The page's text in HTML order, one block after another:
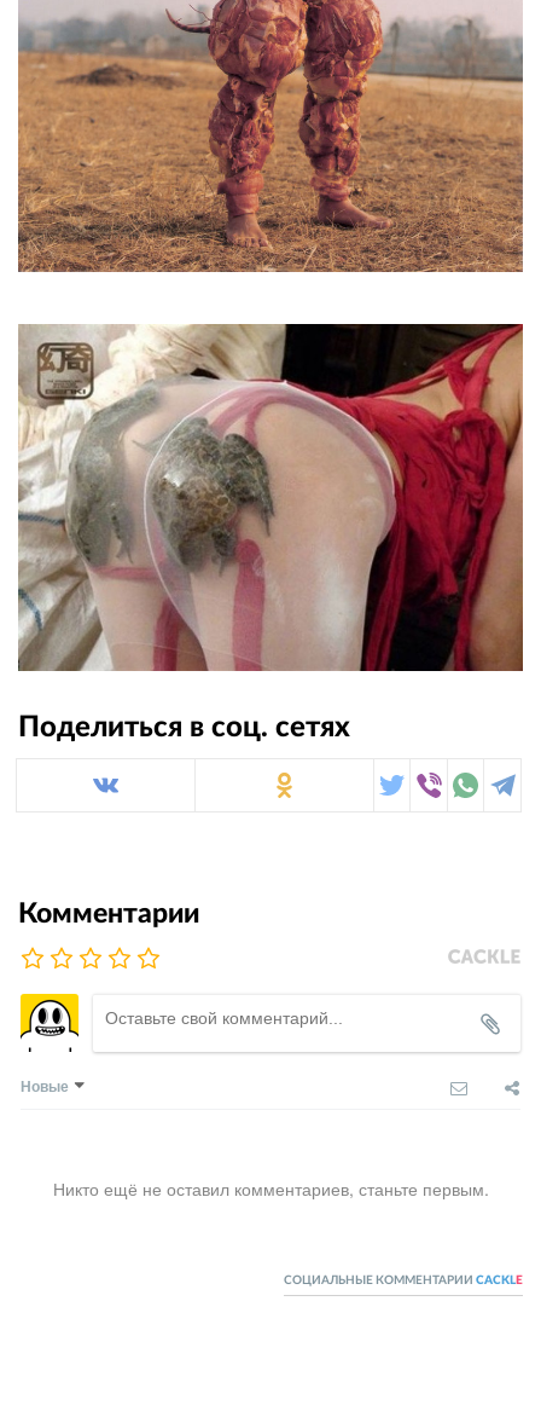
Поделиться в соц. сетях
Комментарии
Новые
Никто ещё не оставил комментариев, станьте первым.
СОЦИАЛЬНЫЕ КОММЕНТАРИИ CACKL E